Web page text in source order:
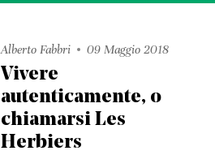
Alberto Fabbri 09 Maggio 2018
Vivere
autenticamente, o
chiamarsi Les
Herbiers